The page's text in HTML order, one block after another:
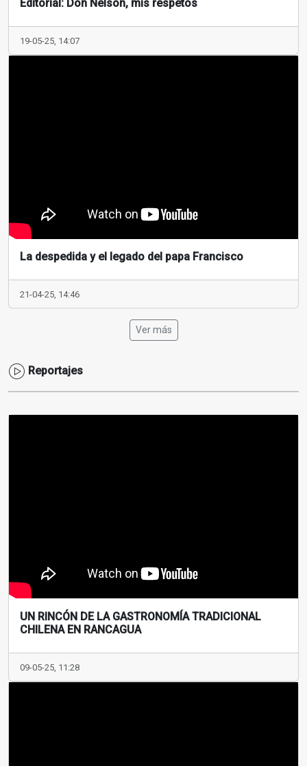
Editorial: Don Nelson, mis respetos
19-05-25, 14:07
La despedida y el legado del papa Francisco
21-04-25, 14:46
Ver más
Reportajes
UN RINCÓN DE LA GASTRONOMÍA TRADICIONAL
CHILENA EN RANCAGUA
09-05-25, 11:28